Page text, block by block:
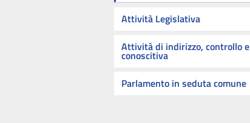
Attività Legislativa
Attività di indirizzo, controllo e
conoscitiva
Parlamento in seduta comune